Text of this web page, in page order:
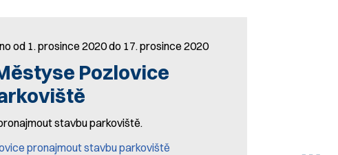
od 1. prosince 2020 do 17. prosince 2020
Pozlovice
stavbu parkoviště.
pronajmout stavbu parkoviště